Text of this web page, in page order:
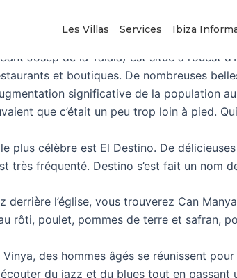
Les Villas Services Ibiza
Ibiza
Josep de la Talaia) est situé à l’ouest
et boutiques. De nombreuses
significative de la population
que c’était un peu trop loin à pied.
plus célèbre est El Destino. De
très fréquenté. Destino s’est fait un nom
derrière l’église, vous trouverez Can
rôti, poulet, pommes de terre et safran,
Vinya, des hommes âgés se réunissent
du jazz et du blues tout en